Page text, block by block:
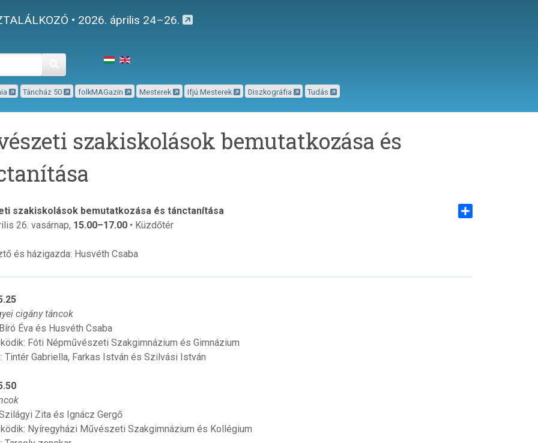
• 2026. április 24–26.
Keresés
Táncház 50 folkMAGazin Mesterek Ifjú Mesterek Diszkográfia Tudás
szakiskolások bemutatkozása és
szakiskolások bemutatkozása és tánctanítása
26. vasárnap, 15.00–17.00 • Küzdőtér
és házigazda: Husvéth Csaba
cigány táncok
Éva és Husvéth Csaba
Fóti Népművészeti Szakgimnázium és Gimnázium
Tintér Gabriella, Farkas István és Szilvási István
Zita és Ignácz Gergő
Nyíregyházi Művészeti Szakgimnázium és Kollégium